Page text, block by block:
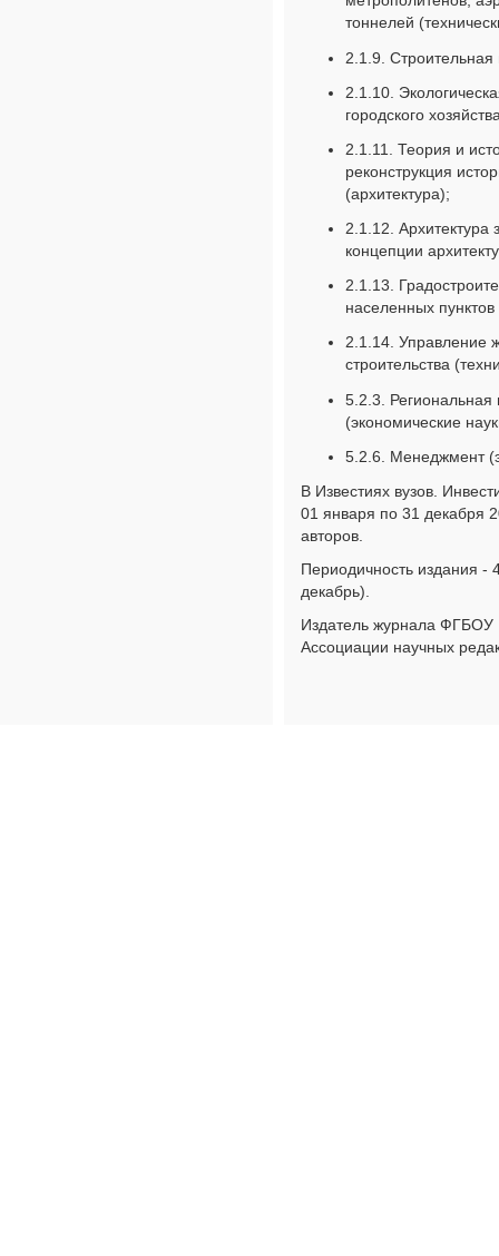
тоннелей
2.1.9. Строительная
2.1.10.
городского
2.1.11. Теория и
реконструкция
(архитектура);
2.1.12. Архитектура
концепции
2.1.13.
населенных пунктов
2.1.14. Управление
строительства
5.2.3. Региональная
(экономические
5.2.6. Менеджмент
В Известиях вузов.
01 января по 31 декабря
авторов.
Периодичность издания -
декабрь).
Издатель журнала
Ассоциации научных